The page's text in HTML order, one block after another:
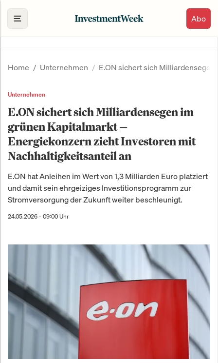
Abo
Home Unternehmen E.ON sichert sich
Unternehmen
E.ON sichert sich Milliardensegen im
grünen Kapitalmarkt —
Energiekonzern zieht Investoren mit
Nachhaltigkeitsanteil an
E.ON hat Anleihen im Wert von 1,3 Milliarden Euro platziert
und damit sein ehrgeiziges Investitionsprogramm zur
Stromversorgung der Zukunft weiter beschleunigt.
24.05.2026 - 09:00 Uhr